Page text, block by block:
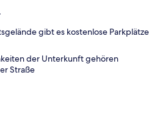
gibt es kostenlose Parkplätze
der Unterkunft gehören
Straße